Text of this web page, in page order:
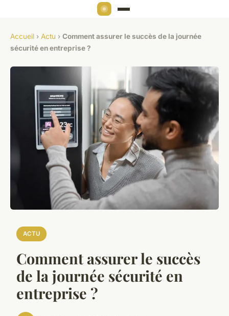
Accueil › Actu › Comment assurer le succès de la journée
sécurité en entreprise ?
ACTU
Comment assurer le succès
de la journée sécurité en
entreprise ?